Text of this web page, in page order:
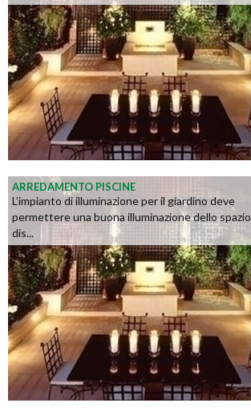
ARREDAMENTO PISCINE
L’impianto di illuminazione per il giardino deve
permettere una buona illuminazione dello spazio
dis...